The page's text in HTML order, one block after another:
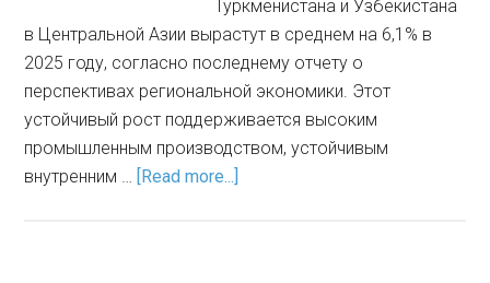
Туркменистана и Узбекистана
в Центральной Азии вырастут в среднем на 6,1% в
2025 году, согласно последнему отчету о
перспективах региональной экономики. Этот
устойчивый рост поддерживается высоким
промышленным производством, устойчивым
внутренним … [Read more...]